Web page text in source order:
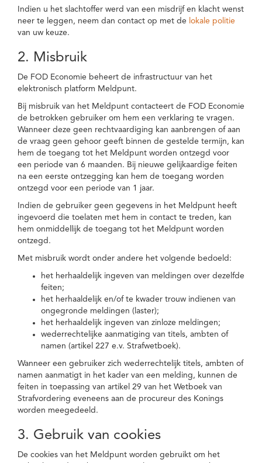
Indien u het slachtoffer werd van een misdrijf en klacht wenst
neer te leggen, neem dan contact op met de lokale politie
van uw keuze.
2. Misbruik
De FOD Economie beheert de infrastructuur van het
elektronisch platform Meldpunt.
Bij misbruik van het Meldpunt contacteert de FOD Economie
de betrokken gebruiker om hem een verklaring te vragen.
Wanneer deze geen rechtvaardiging kan aanbrengen of aan
de vraag geen gehoor geeft binnen de gestelde termijn, kan
hem de toegang tot het Meldpunt worden ontzegd voor
een periode van 6 maanden. Bij nieuwe gelijkaardige feiten
na een eerste ontzegging kan hem de toegang worden
ontzegd voor een periode van 1 jaar.
Indien de gebruiker geen gegevens in het Meldpunt heeft
ingevoerd die toelaten met hem in contact te treden, kan
hem onmiddellijk de toegang tot het Meldpunt worden
ontzegd.
Met misbruik wordt onder andere het volgende bedoeld:
het herhaaldelijk ingeven van meldingen over dezelfde
feiten;
het herhaaldelijk en/of te kwader trouw indienen van
ongegronde meldingen (laster);
het herhaaldelijk ingeven van zinloze meldingen;
wederrechtelijke aanmatiging van titels, ambten of
namen (artikel 227 e.v. Strafwetboek).
Wanneer een gebruiker zich wederrechtelijk titels, ambten of
namen aanmatigt in het kader van een melding, kunnen de
feiten in toepassing van artikel 29 van het Wetboek van
Strafvordering eveneens aan de procureur des Konings
worden meegedeeld.
3. Gebruik van cookies
De cookies van het Meldpunt worden gebruikt om het